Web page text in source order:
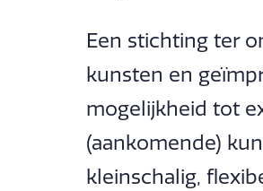
Een stichting ter
kunsten en
mogelijkheid tot
(aankomende)
kleinschalig,